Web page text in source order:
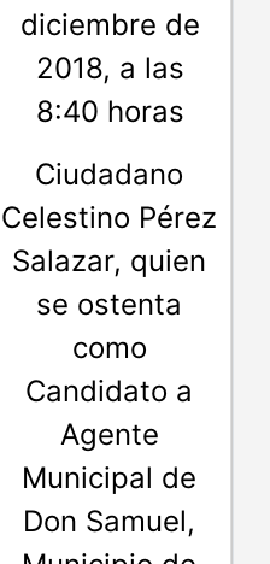
diciembre de
2018, a las
8:40 horas
Ciudadano
Celestino Pérez
Salazar, quien
se ostenta
como
Candidato a
Agente
Municipal de
Don Samuel,